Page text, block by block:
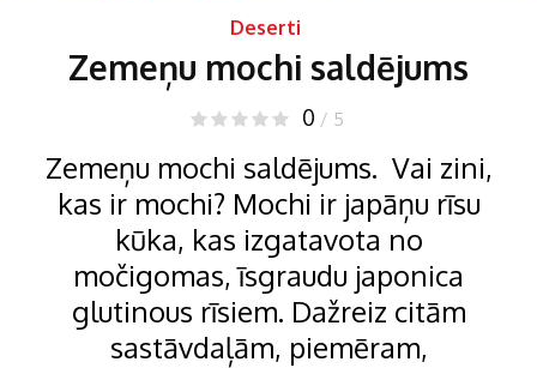
Deserti
Zemeņu mochi saldējums
0 / 5
Zemeņu mochi saldējums. Vai zini,
kas ir mochi? Mochi ir japāņu rīsu
kūka, kas izgatavota no
močigomas, īsgraudu japonica
glutinous rīsiem. Dažreiz citām
sastāvdaļām, piemēram,